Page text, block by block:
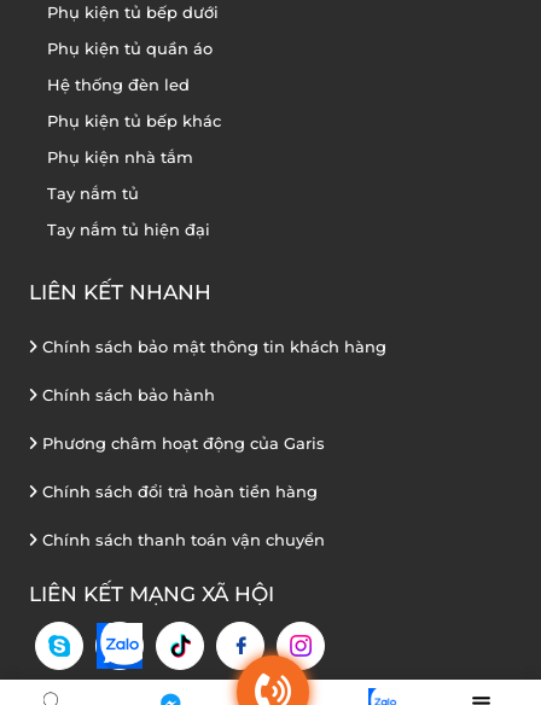
Phụ kiện tủ bếp dưới
Phụ kiện tủ quần áo
Hệ thống đèn led
Phụ kiện tủ bếp khác
Phụ kiện nhà tắm
Tay nắm tủ
Tay nắm tủ hiện đại
LIÊN KẾT NHANH
Chính sách bảo mật thông tin khách hàng
Chính sách bảo hành
Phương châm hoạt động của Garis
Chính sách đổi trả hoàn tiền hàng
Chính sách thanh toán vận chuyển
LIÊN KẾT MẠNG XÃ HỘI